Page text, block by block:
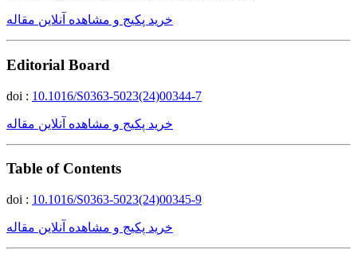
خرید پکیج و مشاهده آنلاین مقاله
Editorial Board
doi : 10.1016/S0363-5023(24)00344-7
خرید پکیج و مشاهده آنلاین مقاله
Table of Contents
doi : 10.1016/S0363-5023(24)00345-9
خرید پکیج و مشاهده آنلاین مقاله